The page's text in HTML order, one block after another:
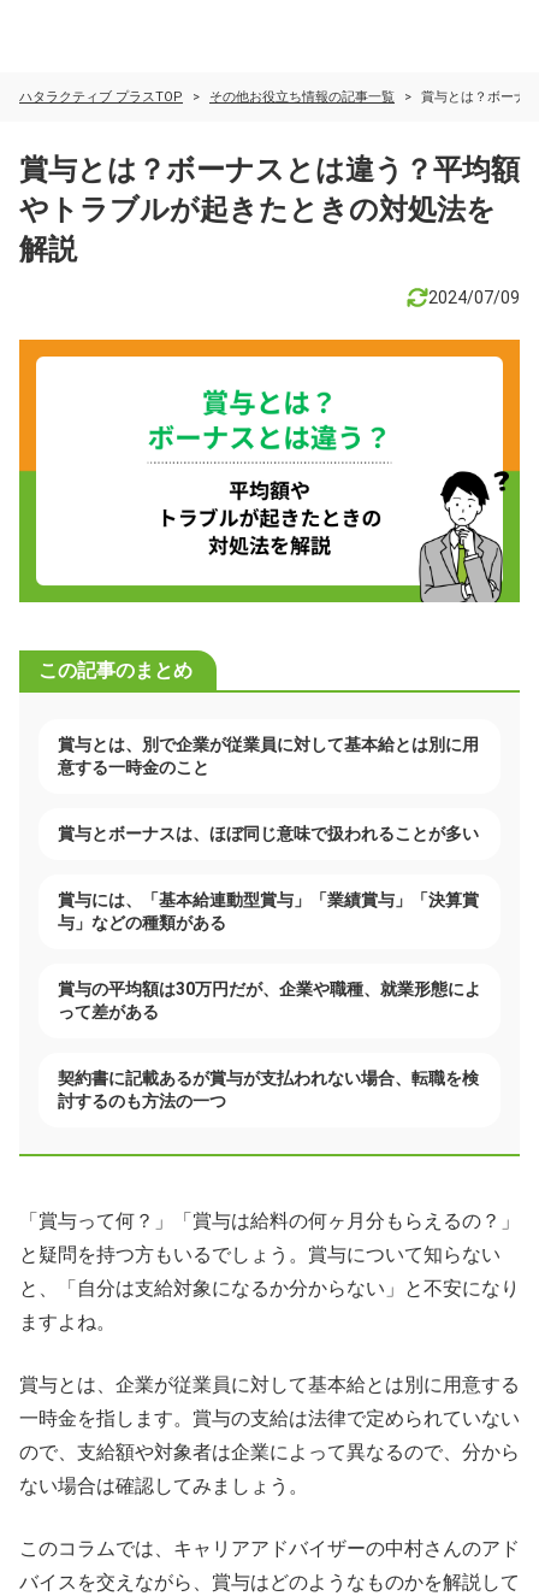
ハタラクティブ プラスTOP その他お役立ち情報の記事一覧​ 賞与とは？ボーナ
賞与とは？ボーナスとは違う？平均額
やトラブルが起きたときの対処法を
解説
2024/07/09
この記事のまとめ
賞与とは、別で企業が従業員に対して基本給とは別に用
意する一時金のこと
賞与とボーナスは、ほぼ同じ意味で扱われることが多い
賞与には、「基本給連動型賞与」「業績賞与」「決算賞
与」などの種類がある
賞与の平均額は30万円だが、企業や職種、就業形態によ
って差がある
契約書に記載あるが賞与が支払われない場合、転職を検
討するのも方法の一つ
「賞与って何？」「賞与は給料の何ヶ月分もらえるの？」
と疑問を持つ方もいるでしょう。賞与について知らない
と、「自分は支給対象になるか分からない」と不安になり
ますよね。
賞与とは、企業が従業員に対して基本給とは別に用意する
一時金を指します。賞与の支給は法律で定められていない
ので、支給額や対象者は企業によって異なるので、分から
ない場合は確認してみましょう。
このコラムでは、キャリアアドバイザーの中村さんのアド
バイスを交えながら、賞与はどのようなものかを解説して